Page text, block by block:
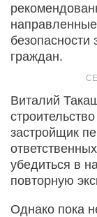
граждан.
Виталий
застройщик
убедиться в
повторную
Однако пока